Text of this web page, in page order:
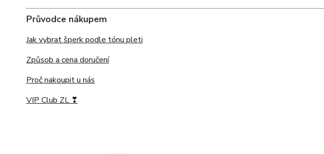
Průvodce nákupem
Jak vybrat šperk podle tónu pleti
Způsob a cena doručení
Proč nakoupit u nás
VIP Club ZL ❣